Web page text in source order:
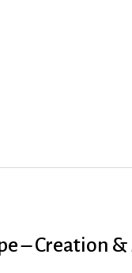
– Creation